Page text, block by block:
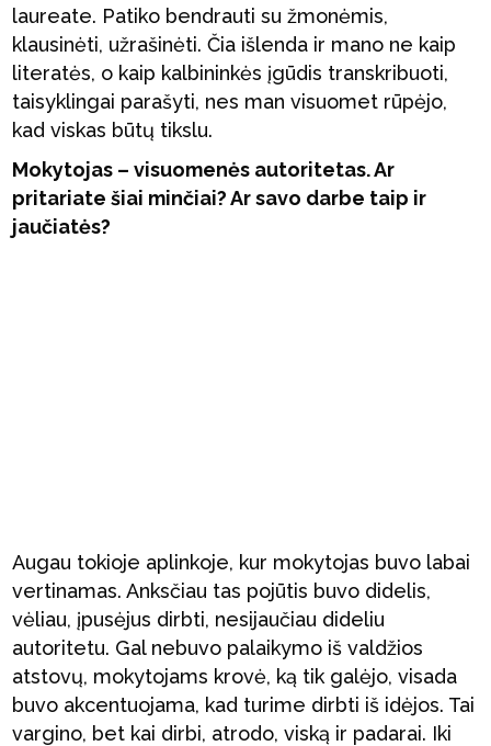
laureate. Patiko bendrauti su žmonėmis,
klausinėti, užrašinėti. Čia išlenda ir mano ne kaip
literatės, o kaip kalbininkės įgūdis transkribuoti,
taisyklingai parašyti, nes man visuomet rūpėjo,
kad viskas būtų tikslu.
Mokytojas – visuomenės autoritetas. Ar
pritariate šiai minčiai? Ar savo darbe taip ir
jaučiatės?
Augau tokioje aplinkoje, kur mokytojas buvo labai
vertinamas. Anksčiau tas pojūtis buvo didelis,
vėliau, įpusėjus dirbti, nesijaučiau dideliu
autoritetu. Gal nebuvo palaikymo iš valdžios
atstovų, mokytojams krovė, ką tik galėjo, visada
buvo akcentuojama, kad turime dirbti iš idėjos. Tai
vargino, bet kai dirbi, atrodo, viską ir padarai. Iki